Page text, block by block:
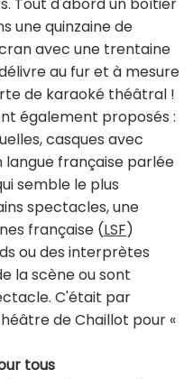
une quinzaine de
avec une trentaine
au fur et à mesure
de karaoké théâtral !
également proposés :
casques avec
française parlée
semble le plus
spectacles, une
française (LSF)
ou des interprètes
la scène ou sont
C'était par
de Chaillot pour «
tous